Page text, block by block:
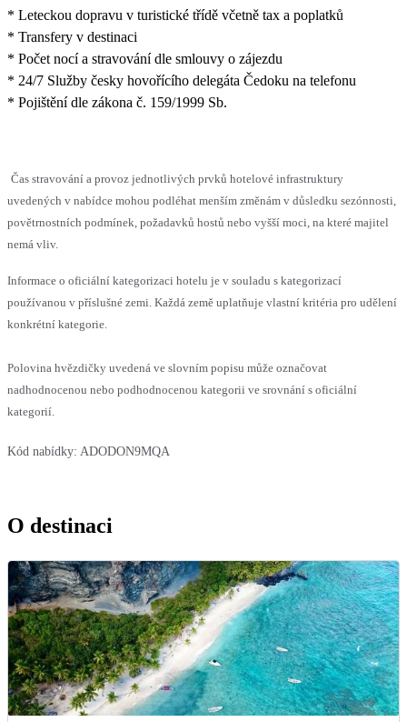
* Leteckou dopravu v turistické třídě včetně tax a poplatků
* Transfery v destinaci
* Počet nocí a stravování dle smlouvy o zájezdu
* 24/7 Služby česky hovořícího delegáta Čedoku na telefonu
* Pojištění dle zákona č. 159/1999 Sb.
Čas stravování a provoz jednotlivých prvků hotelové infrastruktury
uvedených v nabídce mohou podléhat menším změnám v důsledku sezónnosti,
povětrnostních podmínek, požadavků hostů nebo vyšší moci, na které majitel
nemá vliv.
Informace o oficiální kategorizaci hotelu je v souladu s kategorizací
používanou v příslušné zemi. Každá země uplatňuje vlastní kritéria pro udělení
konkrétní kategorie.
Polovina hvězdičky uvedená ve slovním popisu může označovat
nadhodnocenou nebo podhodnocenou kategorii ve srovnání s oficiální
kategorií.
Kód nabídky: ADODON9MQA
O destinaci